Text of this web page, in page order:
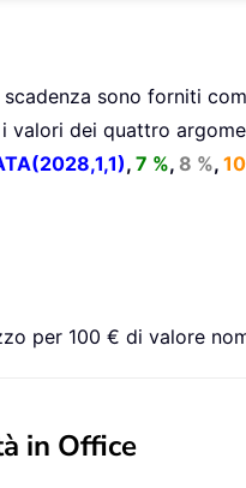
sono forniti
valori dei quattro
, 7 %, 8 %,
per 100 € di valore
in Office